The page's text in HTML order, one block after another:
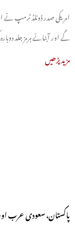
امریکی صدر ڈونلڈ ٹرمپ
گے اور آبنائے ہرمز جلد
مزید پڑھیں
پاکستان، سعودی عرب